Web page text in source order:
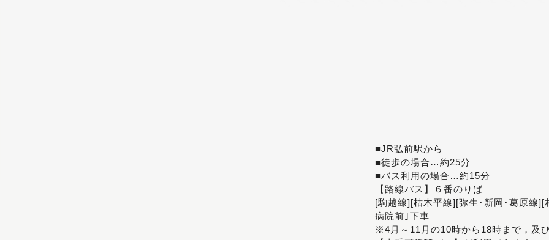
■JR弘前駅から
■徒歩の場合…約25分
■バス利用の場合…約15分
【路線バス】６番のりば
[駒越線][枯木平線][弥生･新岡･葛原線
病院前｣下車
※4月～11月の10時から18時まで，及